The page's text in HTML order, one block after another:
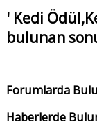
' Kedi
bulunan
Forumlarda
Haberlerde